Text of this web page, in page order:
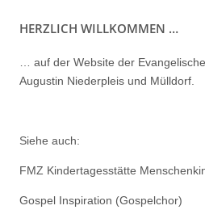
HERZLICH WILLKOMMEN …
… auf der Website der
Augustin Niederpleis und Mülldorf.
Siehe auch:
FMZ Kindertagesstätte
Gospel Inspiration (Gospelchor)